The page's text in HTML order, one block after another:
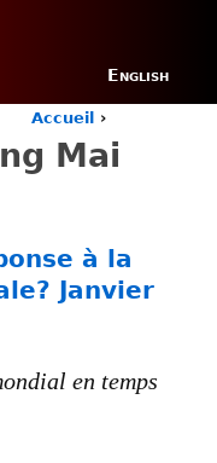
English
Accueil ›
Mai
à la
Janvier
en temps